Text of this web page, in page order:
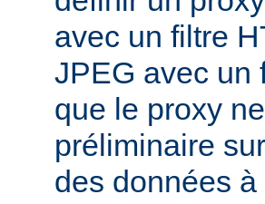
avec un filtre
JPEG avec un
que le proxy
préliminaire
des données